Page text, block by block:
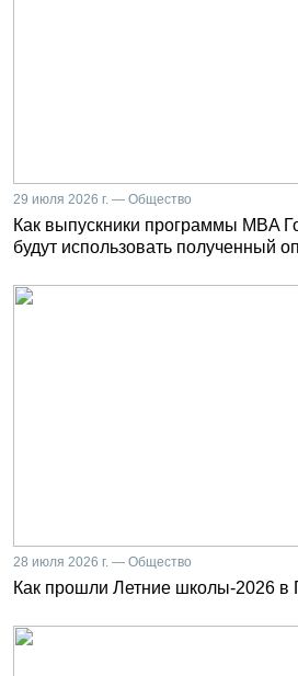
29 июля 2026 г. — Общество
Как выпускники программы MBA
будут использовать полученный
28 июля 2026 г. — Общество
Как прошли Летние школы-2026 в